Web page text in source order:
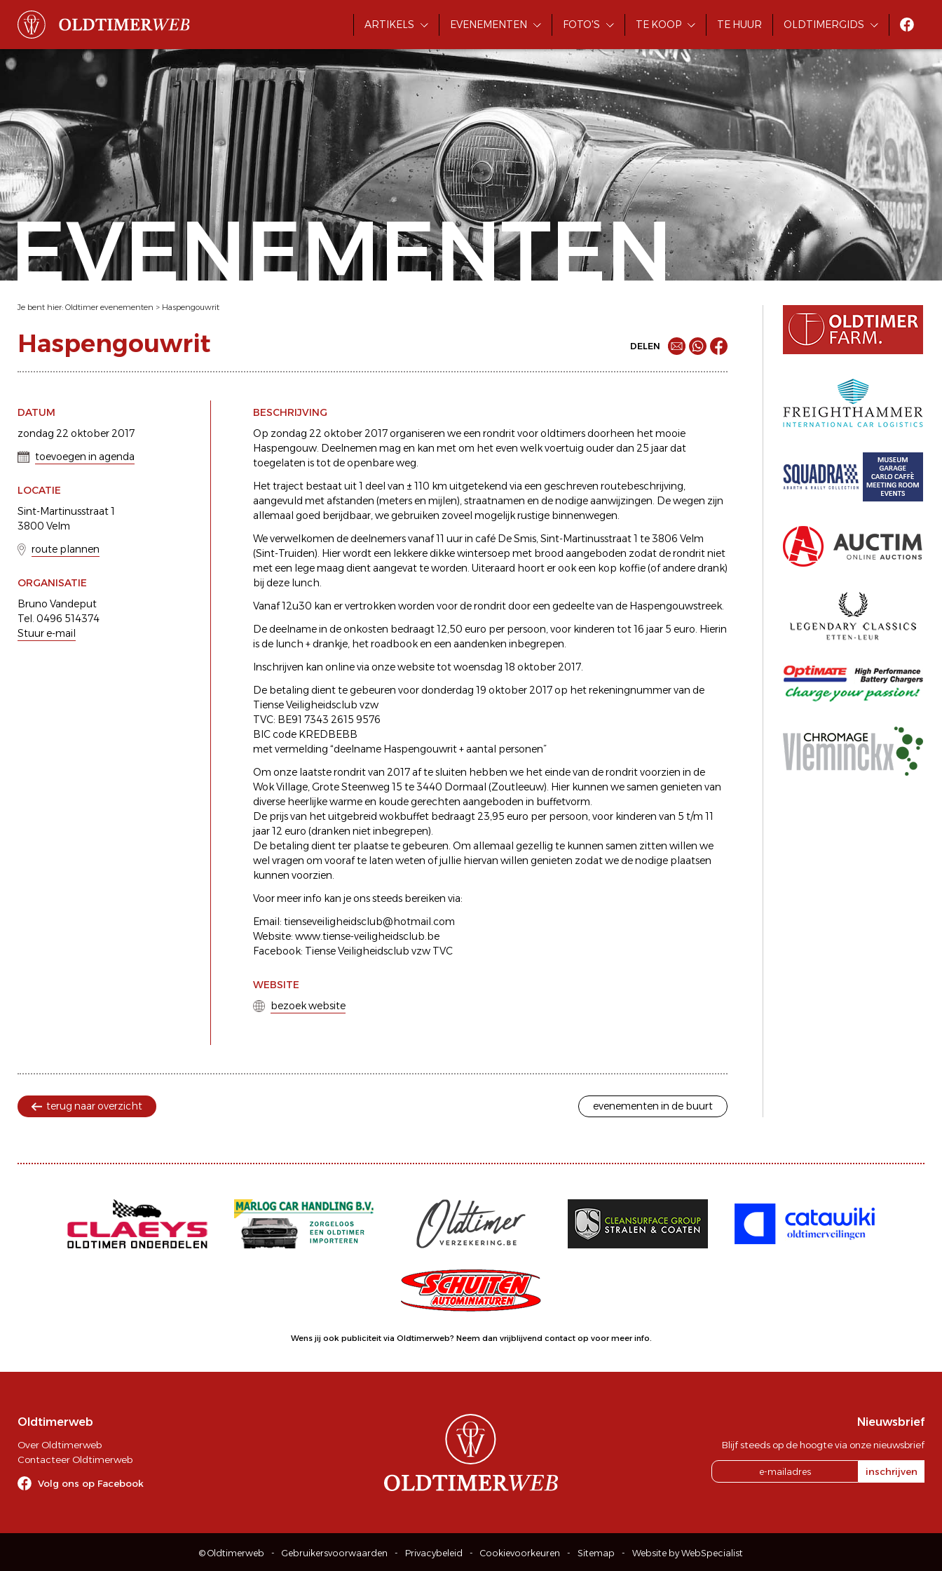
ARTIKELS EVENEMENTEN FOTO'S TE KOOP TE HUUR OLDTIMERGIDS
EVENEMENTEN
Je bent hier: Oldtimer evenementen > Haspengouwrit
Haspengouwrit DELEN
DATUM
zondag 22 oktober 2017
toevoegen in agenda
LOCATIE
Sint-Martinusstraat 1
3800 Velm
route plannen
ORGANISATIE
Bruno Vandeput
Tel. 0496 514374
Stuur e-mail
BESCHRIJVING
Op zondag 22 oktober 2017 organiseren we een rondrit voor oldtimers doorheen het mooie
Haspengouw. Deelnemen mag en kan met om het even welk voertuig ouder dan 25 jaar dat
toegelaten is tot de openbare weg.
Het traject bestaat uit 1 deel van ± 110 km uitgetekend via een geschreven routebeschrijving,
aangevuld met afstanden (meters en mijlen), straatnamen en de nodige aanwijzingen. De wegen zijn
allemaal goed berijdbaar, we gebruiken zoveel mogelijk rustige binnenwegen.
We verwelkomen de deelnemers vanaf 11 uur in café De Smis, Sint-Martinusstraat 1 te 3806 Velm
(Sint-Truiden). Hier wordt een lekkere dikke wintersoep met brood aangeboden zodat de rondrit niet
met een lege maag dient aangevat te worden. Uiteraard hoort er ook een kop koffie (of andere drank)
bij deze lunch.
Vanaf 12u30 kan er vertrokken worden voor de rondrit door een gedeelte van de Haspengouwstreek.
De deelname in de onkosten bedraagt 12,50 euro per persoon, voor kinderen tot 16 jaar 5 euro. Hierin
is de lunch + drankje, het roadbook en een aandenken inbegrepen.
Inschrijven kan online via onze website tot woensdag 18 oktober 2017.
De betaling dient te gebeuren voor donderdag 19 oktober 2017 op het rekeningnummer van de
Tiense Veiligheidsclub vzw
TVC: BE91 7343 2615 9576
BIC code KREDBEBB
met vermelding “deelname Haspengouwrit + aantal personen”
Om onze laatste rondrit van 2017 af te sluiten hebben we het einde van de rondrit voorzien in de
Wok Village, Grote Steenweg 15 te 3440 Dormaal (Zoutleeuw). Hier kunnen we samen genieten van
diverse heerlijke warme en koude gerechten aangeboden in buffetvorm.
De prijs van het uitgebreid wokbuffet bedraagt 23,95 euro per persoon, voor kinderen van 5 t/m 11
jaar 12 euro (dranken niet inbegrepen).
De betaling dient ter plaatse te gebeuren. Om allemaal gezellig te kunnen samen zitten willen we
wel vragen om vooraf te laten weten of jullie hiervan willen genieten zodat we de nodige plaatsen
kunnen voorzien.
Voor meer info kan je ons steeds bereiken via:
Email: tienseveiligheidsclub@hotmail.com
Website: www.tiense-veiligheidsclub.be
Facebook: Tiense Veiligheidsclub vzw TVC
WEBSITE
bezoek website
terug naar overzicht evenementen in de buurt
Wens jij ook publiciteit via Oldtimerweb? Neem dan vrijblijvend contact op voor meer info.
Oldtimerweb
Over Oldtimerweb
Contacteer Oldtimerweb
Volg ons op Facebook
Nieuwsbrief
Blijf steeds op de hoogte via onze nieuwsbrief
inschrijven
© Oldtimerweb Gebruikersvoorwaarden Privacybeleid Cookievoorkeuren Sitemap Website by WebSpecialist